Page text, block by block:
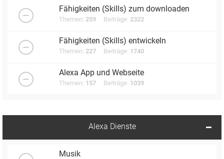
Fähigkeiten (Skills) zum downloaden
Themen: 259 Beiträge: 2322
Fähigkeiten (Skills) entwickeln
Themen: 227 Beiträge: 1740
Alexa App und Webseite
Themen: 157 Beiträge: 1039
Alexa Dienste
Musik